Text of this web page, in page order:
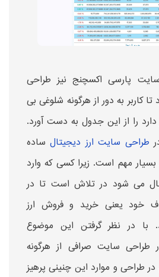
پارسی اکسچنج نیز طراحی
کاربر به دور از هرگونه شلوغی بی
دارد را از این جدول به دست آورد.
طراحی سایت ارز دیجیتالساده
مهم است. زیرا کسی که وارد
می شود در تلاش است تا در
خود یعنی خرید و فروش ارز
با در نظر گرفتن این موضوع
طراحی سایت صرافی از هرگونه
طراحی و موارد این چنینی پرهیز